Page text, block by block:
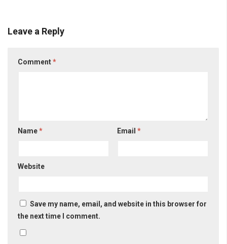
Leave a Reply
Comment*
Name* Email*
Website
Save my name, email, and website in this browser for
the next time I comment.